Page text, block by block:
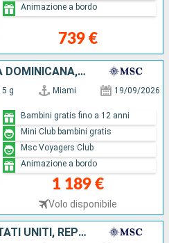
739 €
Animazione a bordo
STATI UNITI, REPUBBLICA DOMINICANA, PORTORICO, HONDURAS, MESSICO, BAHAMAS
g Miami 19/09/2026
1 189 €
Volo disponibile
Bambini gratis fino a 12 anni
Mini Club bambini gratis
Msc Voyagers Club
Animazione a bordo
HONDURAS, MESSICO, STATI UNITI, REPUBBLICA DOMINICANA, PORTORICO, BAHAMAS